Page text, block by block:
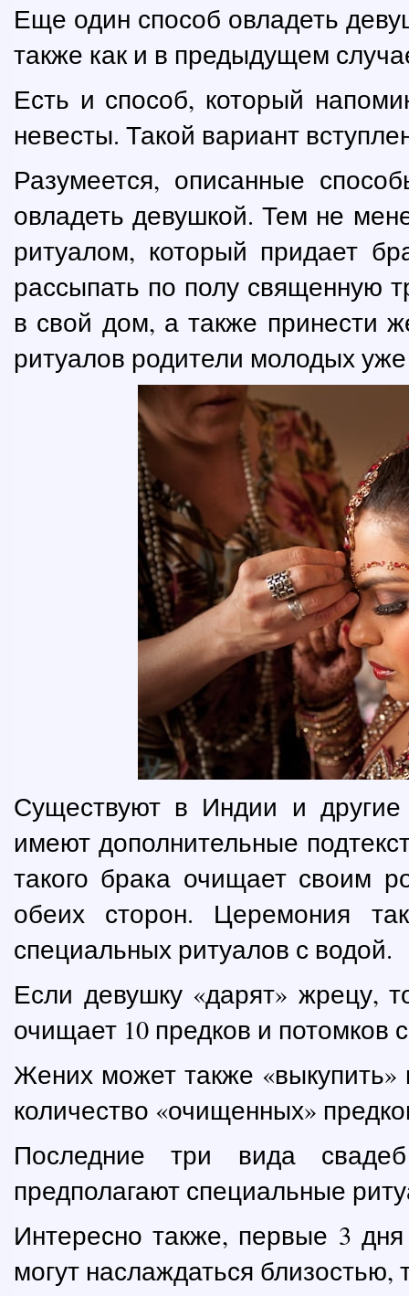
Еще один способ овладеть
также как и в предыдущем
Есть и способ, который
невесты. Такой вариант
Разумеется, описанные
овладеть девушкой. Тем не
ритуалом, который придает
рассыпать по полу священную
в свой дом, а также принести
ритуалов родители молодых уже
Существуют в Индии и
имеют дополнительные
такого брака очищает своим
обеих сторон. Церемония
специальных ритуалов с водой.
Если девушку «дарят» жрецу,
очищает 10 предков и потомков
Жених может также
количество «очищенных»
Последние три вида
предполагают специальные
Интересно также, первые 3
могут наслаждаться близостью,